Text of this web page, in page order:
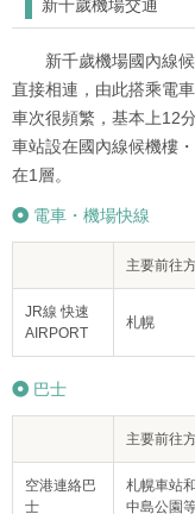
新千歲機場交通
新千歲機場國內線候
直接相連，由此搭乘電
車次很頻繁，基本上12
車站設在國內線候機樓
在1層。
電車・機場快線
主要前往
JR線 快速
AIRPORT
札幌
巴士
主要前往
空港連絡巴
士
札幌車站
中島公園